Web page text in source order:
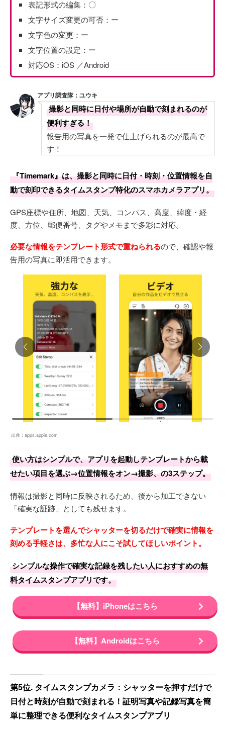
表記形式の編集：〇
文字サイズ変更の可否：ー
文字色の変更：ー
文字位置の設定：ー
対応OS：iOS ／Android
アプリ調査隊：ユウキ
撮影と同時に日付や場所が自動で刻まれるのが
便利すぎる！
報告用の写真を一発で仕上げられるのが最高で
す！
『Timemark』は、撮影と同時に日付・時刻・位置情報を自
動で刻印できるタイムスタンプ特化のスマホカメラアプリ。
GPS座標や住所、地図、天気、コンパス、高度、緯度・経
度、方位、郵便番号、タグやメモまで多彩に対応。
必要な情報をテンプレート形式で重ねられるので、確認や報
告用の写真に即活用できます。
出典： apps.apple.com
使い方はシンプルで、アプリを起動しテンプレートから載
せたい項目を選ぶ→位置情報をオン→撮影、の3ステップ。
情報は撮影と同時に反映されるため、後から加工できない
「確実な証跡」としても残せます。
テンプレートを選んでシャッターを切るだけで確実に情報を
刻める手軽さは、多忙な人にこそ試してほしいポイント。
シンプルな操作で確実な記録を残したい人におすすめの無
料タイムスタンプアプリです。
【無料】iPhoneはこちら
【無料】Androidはこちら
第5位. タイムスタンプカメラ：シャッターを押すだけで
日付と時刻が自動で刻まれる！証明写真や記録写真を簡
単に整理できる便利なタイムスタンプアプリ